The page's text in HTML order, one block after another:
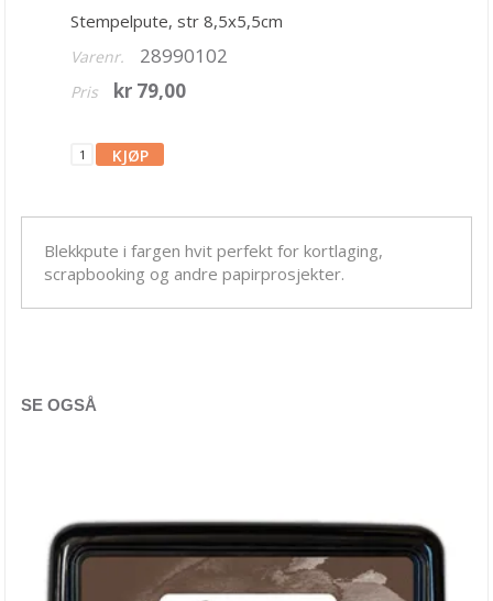
Stempler
Alkoholblekk
Brilliance Blekk
Chalk Fluid Edger
Dina Wakley
Distress Mediums
Distress Mini Ink Pads
Stempelpute, str 8,5x5,5cm
Varenr. 28990102
Pris kr 79,00
Blekkpute i fargen hvit perfekt for kortlaging,
scrapbooking og andre papirprosjekter.
SE OGSÅ